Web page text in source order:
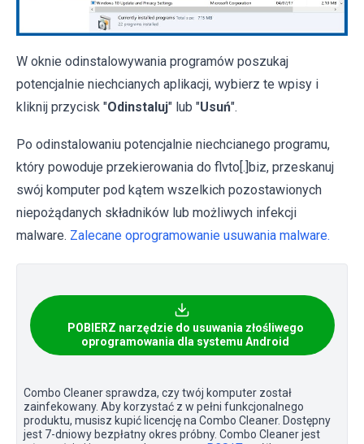
W oknie odinstalowywania programów poszukaj
potencjalnie niechcianych aplikacji, wybierz te wpisy i
kliknij przycisk "Odinstaluj" lub "Usuń".
Po odinstalowaniu potencjalnie niechcianego programu,
który powoduje przekierowania do flvto[.]biz, przeskanuj
swój komputer pod kątem wszelkich pozostawionych
niepożądanych składników lub możliwych infekcji
malware. Zalecane oprogramowanie usuwania malware.
POBIERZ narzędzie do usuwania złośliwego
oprogramowania dla systemu Android
Combo Cleaner sprawdza, czy twój komputer został
zainfekowany. Aby korzystać z w pełni funkcjonalnego
produktu, musisz kupić licencję na Combo Cleaner. Dostępny
jest 7-dniowy bezpłatny okres próbny. Combo Cleaner jest